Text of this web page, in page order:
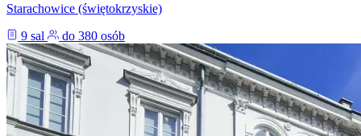
Starachowice (świętokrzyskie)
9 sal
do 380 osób